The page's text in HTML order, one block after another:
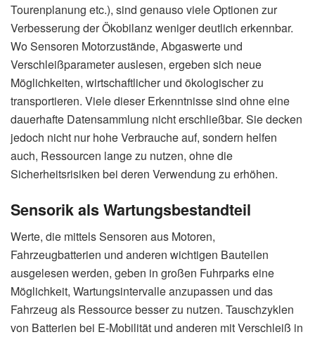
Tourenplanung etc.), sind genauso viele Optionen zur
Verbesserung der Ökobilanz weniger deutlich erkennbar.
Wo Sensoren Motorzustände, Abgaswerte und
Verschleißparameter auslesen, ergeben sich neue
Möglichkeiten, wirtschaftlicher und ökologischer zu
transportieren. Viele dieser Erkenntnisse sind ohne eine
dauerhafte Datensammlung nicht erschließbar. Sie decken
jedoch nicht nur hohe Verbrauche auf, sondern helfen
auch, Ressourcen lange zu nutzen, ohne die
Sicherheitsrisiken bei deren Verwendung zu erhöhen.
Sensorik als Wartungsbestandteil
Werte, die mittels Sensoren aus Motoren,
Fahrzeugbatterien und anderen wichtigen Bauteilen
ausgelesen werden, geben in großen Fuhrparks eine
Möglichkeit, Wartungsintervalle anzupassen und das
Fahrzeug als Ressource besser zu nutzen. Tauschzyklen
von Batterien bei E-Mobilität und anderen mit Verschleiß in